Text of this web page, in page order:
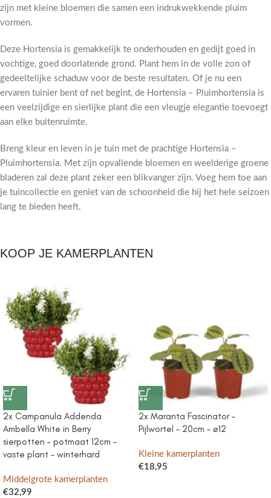
zijn met kleine bloemen die samen een indrukwekkende pluim
vormen.
Deze Hortensia is gemakkelijk te onderhouden en gedijt goed in
vochtige, goed doorlatende grond. Plant hem in de volle zon of
gedeeltelijke schaduw voor de beste resultaten. Of je nu een
ervaren tuinier bent of net begint, de Hortensia – Pluimhortensia is
een veelzijdige en sierlijke plant die een vleugje elegantie toevoegt
aan elke buitenruimte.
Breng kleur en leven in je tuin met de prachtige Hortensia –
Pluimhortensia. Met zijn opvallende bloemen en weelderige groene
bladeren zal deze plant zeker een blikvanger zijn. Voeg hem toe aan
je tuincollectie en geniet van de schoonheid die hij het hele seizoen
lang te bieden heeft.
KOOP JE KAMERPLANTEN
2x Campanula Addenda
Ambella White in Berry
sierpotten – potmaat 12cm –
vaste plant – winterhard
Middelgrote kamerplanten
€32,99
2x Maranta Fascinator –
Pijlwortel – 20cm – ø12
Kleine kamerplanten
€18,95